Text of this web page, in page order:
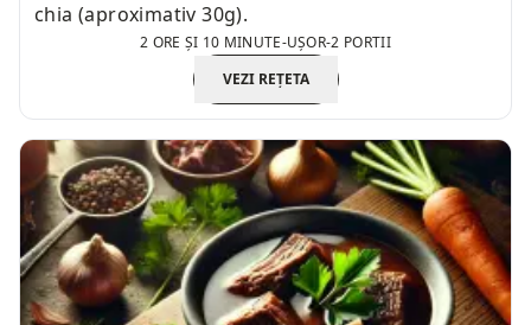
chia (aproximativ 30g).
2 ORE ȘI 10 MINUTE-UȘOR-2 PORTII
VEZI REȚETA